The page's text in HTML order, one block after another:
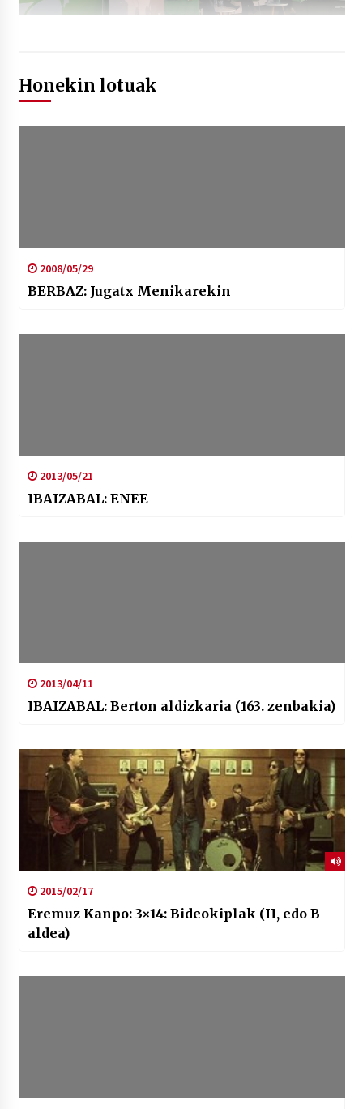
Honekin lotuak
2008/05/29
BERBAZ: Jugatx Menikarekin
2013/05/21
IBAIZABAL: ENEE
2013/04/11
IBAIZABAL: Berton aldizkaria (163. zenbakia)
2015/02/17
Eremuz Kanpo: 3×14: Bideokiplak (II, edo B
aldea)